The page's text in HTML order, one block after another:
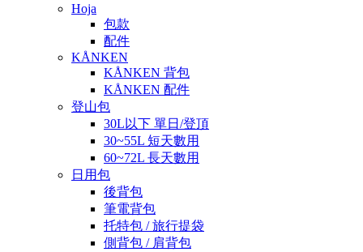
Hoja
包款
配件
KÅNKEN
KÅNKEN 背包
KÅNKEN 配件
登山包
30L以下 單日/登頂
30~55L 短天數用
60~72L 長天數用
日用包
後背包
筆電背包
托特包 / 旅行提袋
側背包 / 肩背包